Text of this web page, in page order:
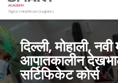
दिल्ली, मोहाली,
आपातकालीन
सर्टिफिकेट कोर्स